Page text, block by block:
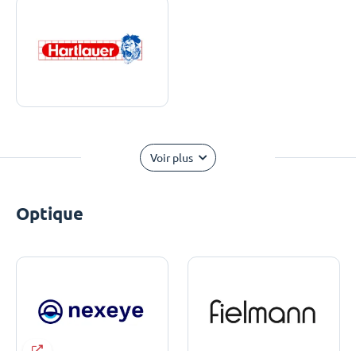
Voir plus
Optique